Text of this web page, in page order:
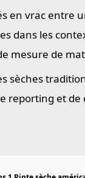
en vrac entre
dans les
mesure de
sèches
reporting et